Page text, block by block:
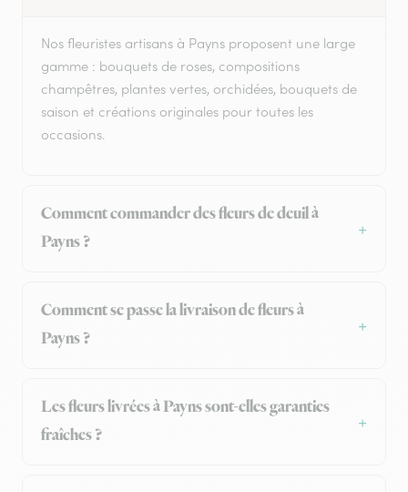
Nos fleuristes artisans à Payns proposent une large
gamme : bouquets de roses, compositions
champêtres, plantes vertes, orchidées, bouquets de
saison et créations originales pour toutes les
occasions.
Comment commander des fleurs de deuil à
Payns ?
Comment se passe la livraison de fleurs à
Payns ?
Les fleurs livrées à Payns sont-elles garanties
fraîches ?